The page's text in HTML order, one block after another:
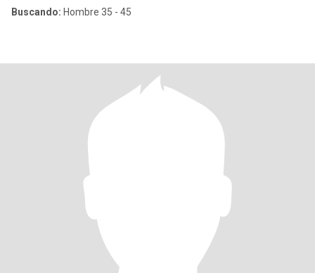
Buscando: Hombre 35 - 45